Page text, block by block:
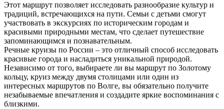
Этот маршрут позволяет исследовать разнообразие культур и
традиций, встречающихся на пути. Семьи с детьми смогут
участвовать в экскурсиях по историческим городам и
красивыми природными местам, что сделает путешествие
запоминающимся и познавательным.
Речные круизы по России – это отличный способ исследовать
красивые города и насладиться уникальной природой.
Независимо от того, выбираете ли вы маршрут по Золотому
кольцу, круиз между двумя столицами или один из
интересных маршрутов по Волге, вы обязательно получите
незабываемые впечатления и создадите яркие воспоминания с
близкими.